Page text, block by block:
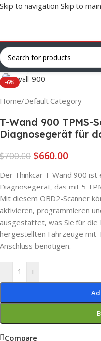
Skip to navigation Skip to
-6%
Click to enlarge
Home/Default Category
T-Wand 900 TPMS-
Diagnosegerät für
$700.00 $660.00
Der Thinkcar T-Wand 900 ist
Diagnosegerät, das mit 5
Mit diesem OBD2-Scanner
aktivieren, programmieren
ausgestattet, was Sie für die
hergestellten Fahrzeuge mit
Anschluss benötigen.
- +
Compare